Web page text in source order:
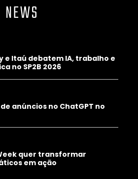
NEWS
e Itaú debatem IA, trabalho e
no SP2B 2026
anúncios no ChatGPT no
quer transformar
em ação